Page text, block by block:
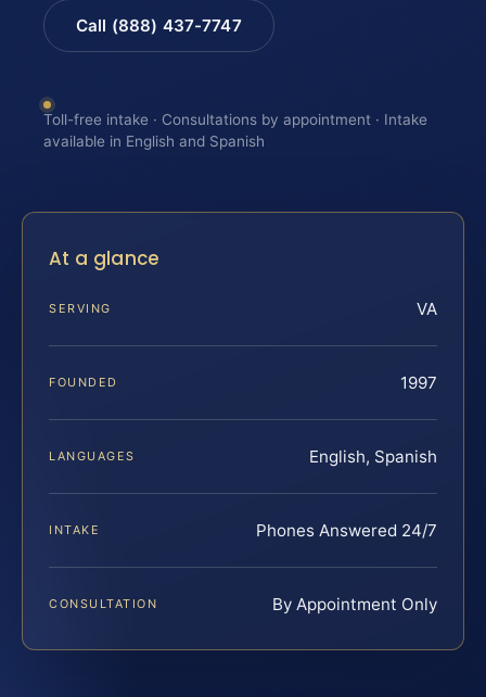
Call (888) 437-7747
Toll-free intake · Consultations by appointment · Intake
available in English and Spanish
At a glance
SERVING VA
FOUNDED 1997
LANGUAGES English, Spanish
INTAKE Phones Answered 24/7
CONSULTATION By Appointment Only